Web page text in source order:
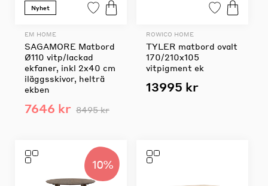
Nyhet
EM HOME
SAGAMORE Matbord
Ø110 vitp/lackad
ekfaner, inkl 2x40 cm
iläggsskivor, helträ
ekben
7646 kr 8495 kr
ROWICO HOME
TYLER matbord ovalt
170/210x105
vitpigment ek
13995 kr
10%